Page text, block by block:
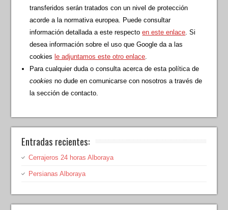
transferidos serán tratados con un nivel de protección
acorde a la normativa europea. Puede consultar
información detallada a este respectoen este enlace . Si
desea información sobre el uso que Google da a las
cookies le adjuntamos este otro enlace
Para cualquier duda o consulta acerca de esta política de
cookies no dude en comunicarse con nosotros a través de
la sección de contacto.
Entradas recientes:
Cerrajeros 24 horas Alboraya
Persianas Alboraya